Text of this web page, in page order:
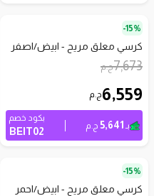
15%-
كرسي معلق مريح - ابيض/اصفر
7,673ج.م
6,559ج.م
بـ 5,641 ج.م
بكود خصم
BEIT02
15%-
كرسي معلق مريح - ابيض/احمر